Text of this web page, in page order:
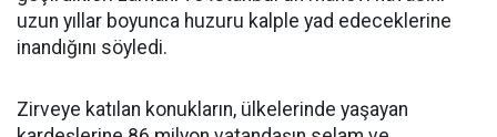
uzun yıllar boyunca huzuru kalple yad edeceklerine
inandığını söyledi.
Zirveye katılan konukların, ülkelerinde yaşayan